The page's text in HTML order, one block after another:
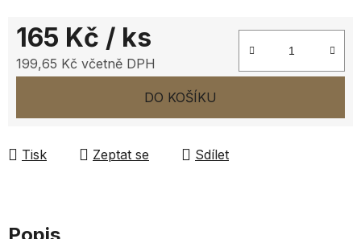
165 Kč / ks
199,65 Kč včetně DPH
DO KOŠÍKU
Tisk Zeptat se Sdílet
Popis